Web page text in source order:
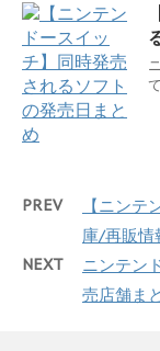
PREV
【ニン
庫/再販情
NEXT
ニンテン
売店舗ま